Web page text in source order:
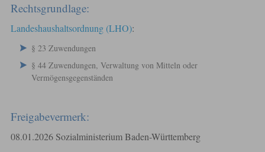
Rechtsgrundlage:
Landeshaushaltsordnung (LHO):
§ 23 Zuwendungen
§ 44 Zuwendungen, Verwaltung von Mitteln oder
Vermögensgegenständen
Freigabevermerk:
08.01.2026 Sozialministerium Baden-Württemberg